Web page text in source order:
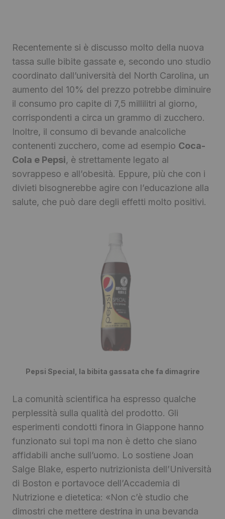
Recentemente si è discusso molto della nuova
tassa sulle bibite gassate e, secondo uno studio
coordinato dall’università del North Carolina, un
aumento del 10% del prezzo potrebbe diminuire
il consumo pro capite di 7,5 millilitri al giorno,
corrispondenti a circa un grammo di zucchero.
Inoltre, il consumo di bevande analcoliche
contenenti zucchero, come ad esempio Coca-
Cola e Pepsi, è strettamente legato al
sovrappeso e all’obesità. Eppure, più che con i
divieti bisognerebbe agire con l’educazione alla
salute, che può dare degli effetti molto positivi.
Pepsi Special, la bibita gassata che fa dimagrire
La comunità scientifica ha espresso qualche
perplessità sulla qualità del prodotto. Gli
esperimenti condotti finora in Giappone hanno
funzionato sui topi ma non è detto che siano
affidabili anche sull’uomo. Lo sostiene Joan
Salge Blake, esperto nutrizionista dell’Università
di Boston e portavoce dell’Accademia di
Nutrizione e dietetica: «Non c’è studio che
dimostri che mettere destrina in una bevanda